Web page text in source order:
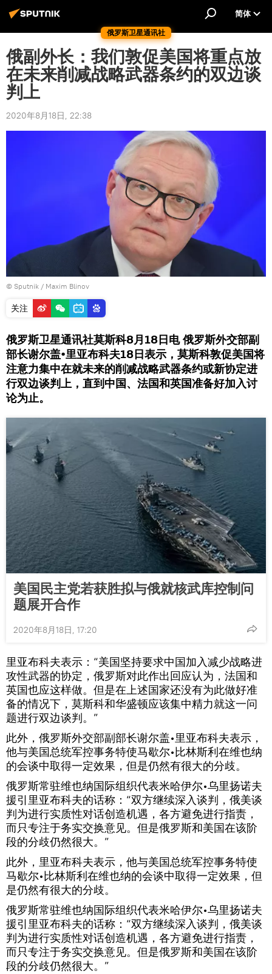
俄罗斯卫星通讯社
简体
俄副外长：我们敦促美国将重点放
在未来削减战略武器条约的双边谈
判上
2020年8月18日, 22:38
© Sputnik / Maxim Blinov
关注
俄罗斯卫星通讯社莫斯科8月18日电 俄罗斯外交部副
部长谢尔盖•里亚布科夫18日表示，莫斯科敦促美国将
注意力集中在就未来的削减战略武器条约或新协定进
行双边谈判上，直到中国、法国和英国准备好加入讨
论为止。
美国民主党若获胜拟与俄就核武库控制问
题展开合作
2020年8月18日, 17:20
里亚布科夫表示：“美国坚持要求中国加入减少战略进
攻性武器的协定，俄罗斯对此作出回应认为，法国和
英国也应这样做。但是在上述国家还没有为此做好准
备的情况下，莫斯科和华盛顿应该集中精力就这一问
题进行双边谈判。”
此外，俄罗斯外交部副部长谢尔盖•里亚布科夫表示，
他与美国总统军控事务特使马歇尔•比林斯利在维也纳
的会谈中取得一定效果，但是仍然有很大的分歧。
俄罗斯常驻维也纳国际组织代表米哈伊尔•乌里扬诺夫
援引里亚布科夫的话称：“双方继续深入谈判，俄美谈
判为进行实质性对话创造机遇，各方避免进行指责，
而只专注于务实交换意见。但是俄罗斯和美国在该阶
段的分歧仍然很大。”
此外，里亚布科夫表示，他与美国总统军控事务特使
马歇尔•比林斯利在维也纳的会谈中取得一定效果，但
是仍然有很大的分歧。
俄罗斯常驻维也纳国际组织代表米哈伊尔•乌里扬诺夫
援引里亚布科夫的话称：“双方继续深入谈判，俄美谈
判为进行实质性对话创造机遇，各方避免进行指责，
而只专注于务实交换意见。但是俄罗斯和美国在该阶
段的分歧仍然很大。”